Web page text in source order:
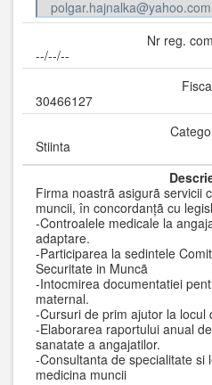
Nr reg.
--/--/--
30466127
Stiinta
Firma noastrã asigurã servicii
muncii, în concordanțã cu
-Controalele medicale la
adaptare.
-Participarea la sedintele
Securitate in Muncã
-Intocmirea documentatiei
maternal.
-Cursuri de prim ajutor la locul
-Elaborarea raportului anual
sanatate a angajatilor.
-Consultanta de specialitate si
medicina muncii